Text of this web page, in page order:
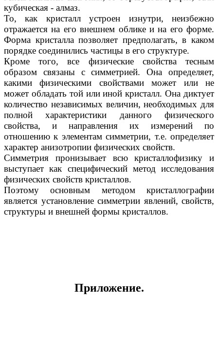
кубическая - алмаз.
То, как кристалл устроен изнутри, неизбежно
отражается на его внешнем облике и на его форме.
Форма кристалла позволяет предполагать, в каком
порядке соединились частицы в его структуре.
Кроме того, все физические свойства тесным
образом связаны с симметрией. Она определяет,
какими физическими свойствами может или не
может обладать той или иной кристалл. Она диктует
количество независимых величин, необходимых для
полной характеристики данного физического
свойства, и направления их измерений по
отношению к элементам симметрии, т.е. определяет
характер анизотропии физических свойств.
Симметрия пронизывает всю кристаллофизику и
выступает как специфический метод исследования
физических свойств кристаллов.
Поэтому основным методом кристаллографии
является установление симметрии явлений, свойств,
структуры и внешней формы кристаллов.
Приложение.